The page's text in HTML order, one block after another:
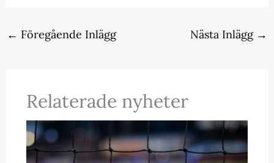
← Föregående Inlägg Nästa Inlägg →
Relaterade nyheter